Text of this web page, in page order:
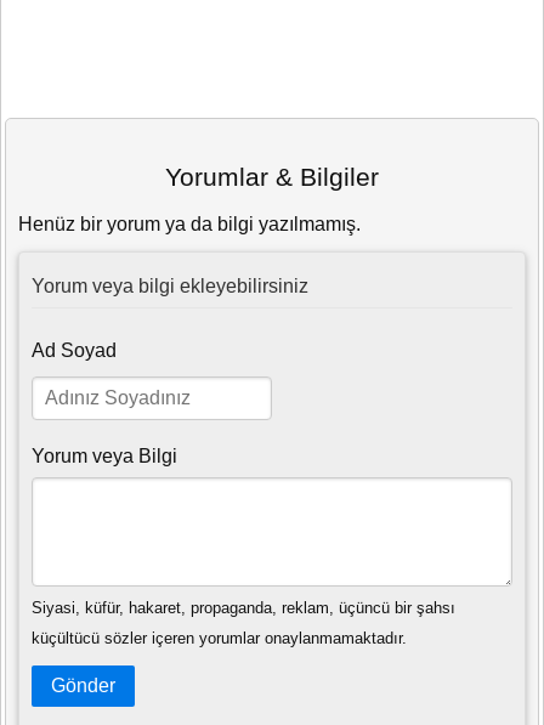
Yorumlar & Bilgiler
Henüz bir yorum ya da bilgi yazılmamış.
Yorum veya bilgi ekleyebilirsiniz
Ad Soyad
Yorum veya Bilgi
Siyasi, küfür, hakaret, propaganda, reklam, üçüncü bir şahsı
küçültücü sözler içeren yorumlar onaylanmamaktadır.
Gönder